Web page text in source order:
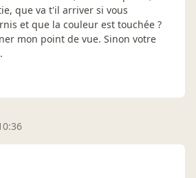
que va t'il arriver si vous
et que la couleur est touchée ?
mon point de vue. Sinon votre